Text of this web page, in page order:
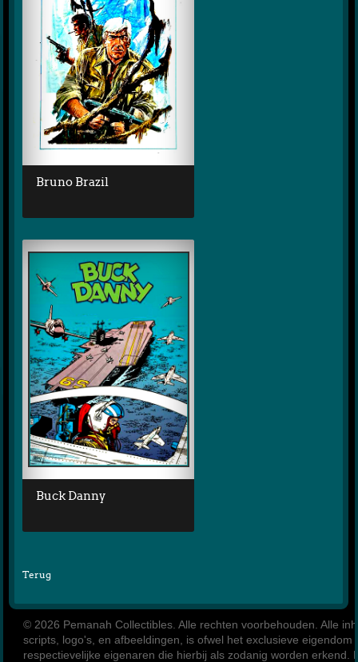
Bruno Brazil
Buck Danny
Terug
© 2026 Pemanah Collectibles. Alle rechten voorbehouden. Alle
scripts, logo's, en afbeeldingen, is ofwel het exclusieve
respectievelijke eigenaren die hierbij als zodanig worden